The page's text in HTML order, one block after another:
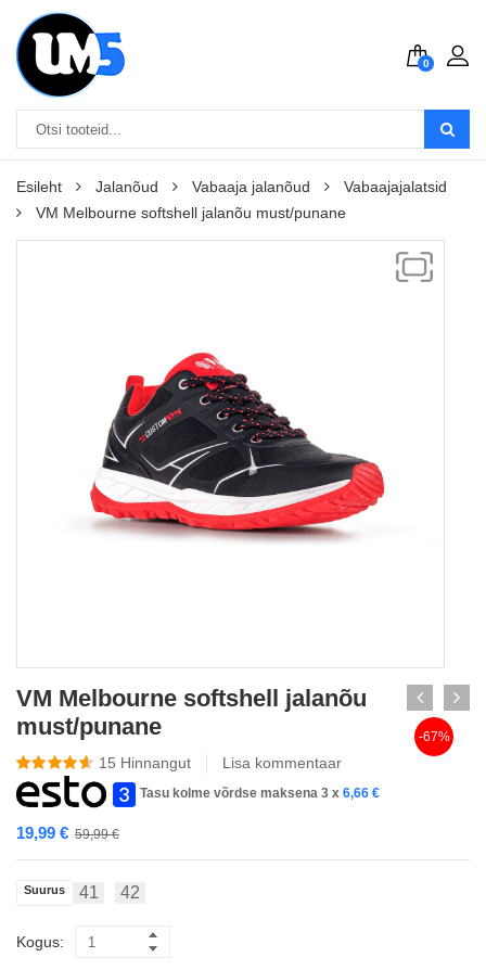
0
Esileht Jalanõud Vabaaja jalanõud
Vabaajajalatsid
VM Melbourne softshell jalanõu must/punane
VM Melbourne softshell jalanõu
must/punane
15 Hinnangut Lisa kommentaar
Tasu kolme võrdse maksena 3 x 6,66 €
59,99€
19,99 €
-67%
Suurus 41 42
Kogus: